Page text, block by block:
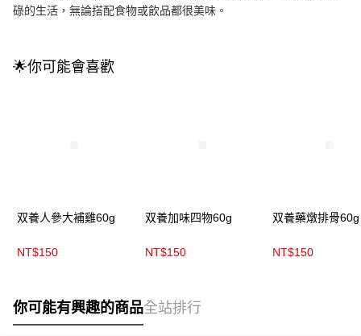
碌的生活，無論搭配食物或飲品都很美味。
🌟你可能會喜歡
双養人參大補雞60g
NT$150
双養加味四物60g
NT$150
双養藥燉排骨60g
NT$150
你可能有興趣的商品全站排行